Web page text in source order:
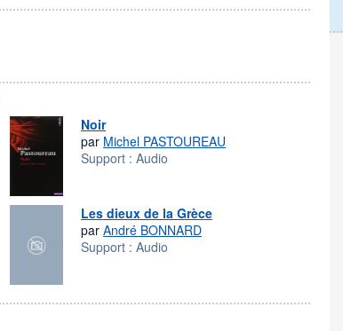
Noir
par Michel PASTOUREAU
Support : Audio
Les dieux de la Grèce
par André BONNARD
Support : Audio